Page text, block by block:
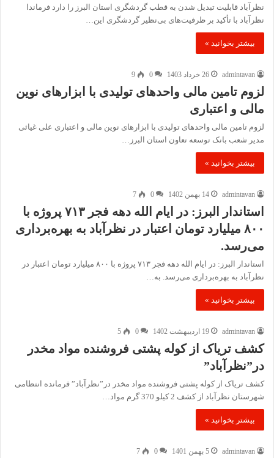
نظرآباد قابلیت تبدیل شدن به قطب گردشگری استان البرز را دارد فرماندا
نظرآباد با تأکید بر ظرفیت‌های بی‌نظیر گردشگری این…
بیشتر بخوانید »
admintavan 26 خرداد 1403 0
9
لزوم تامین مالی واحدهای تولیدی با ابزارهای نوین
مالی و اعتباری
لزوم تامین مالی واحدهای تولیدی با ابزارهای نوین مالی و اعتباری علی غیاثی
مدیر شعب بانک توسعه تعاون استان البرز…
بیشتر بخوانید »
admintavan 14 بهمن 1402 0
7
استاندار البرز: در ایام الله دهه فجر ۷۱۳ پروژه با
۸۰۰ میلیارد تومان اعتبار در نظرآباد به بهره‌برداری
می‌رسد.
استاندار البرز: در ایام الله دهه فجر ۷۱۳ پروژه با ۸۰۰ میلیارد تومان اعتبار در
نظرآباد به بهره‌برداری می‌رسد. به…
بیشتر بخوانید »
admintavan 19 اردیبهشت 1402 0
5
کشف تریاک از کوله پشتی فروشنده مواد مخدر
در”نظرآباد”
کشف تریاک از کوله پشتی فروشنده مواد مخدر در”نظرآباد” فرمانده انتظامی
شهرستان نظرآباد از کشف 2 کیلو 370 گرم مواد…
بیشتر بخوانید »
admintavan 5 بهمن 1401 0
7